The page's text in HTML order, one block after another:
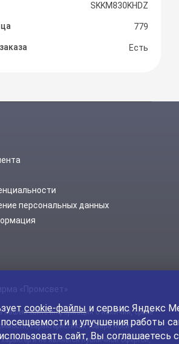
SKKM830KHDZ
779
Есть
персональных данных
«Промсвет»
нашем сайте информация о наличии, сроке
характеристиках товара носит
и не является публичной офертой,
cookie-файлы и сервис Яндекс
посещаемости и улучшения работы
сайт, Вы соглашаетесь